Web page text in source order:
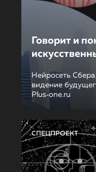
Говорит и
Нейросеть Сбера
видение
Plus‑one.ru
СПЕЦПРОЕКТ